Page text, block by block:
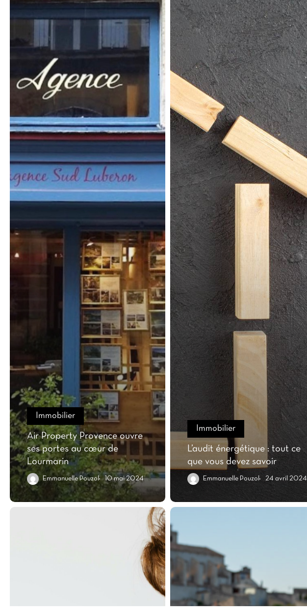
Immobilier
Air Property Provence ouvre
ses portes au cœur de
Lourmarin
Emmanuelle Pouzol 10 mai 2024
Immobilier
L’audit énergétique : tout ce
que vous devez savoir
Emmanuelle Pouzol 24 avril 2024